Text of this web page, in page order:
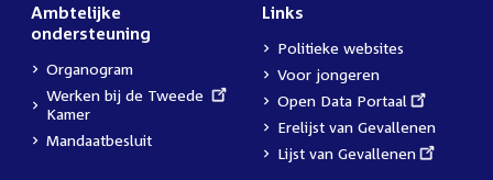
Ambtelijke
ondersteuning
Organogram
External
link:
Werken bij de Tweede
Kamer
Mandaatbesluit
Links
Politieke websites
Voor jongeren
External
link:
Open Data Portaal
Erelijst van Gevallenen
External
Lijst van Gevallenen